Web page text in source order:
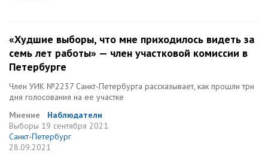
«Худшие выборы, что мне приходилось видеть за
семь лет работы» — член участковой комиссии в
Петербурге
Член УИК №2237 Санкт-Петербурга рассказывает, как прошли три
дня голосования на ее участке
Мнение
Наблюдатели
Выборы 19 сентября 2021
Санкт-Петербург
28.09.2021